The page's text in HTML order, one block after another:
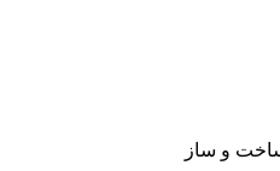
و ساز